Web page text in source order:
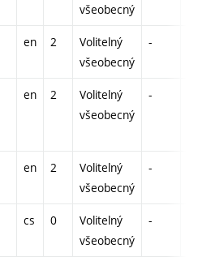
všeobecný
en 2
Volitelný
všeobecný
-
en 2
Volitelný
všeobecný
-
en 2
Volitelný
všeobecný
-
cs 0
Volitelný
všeobecný
-